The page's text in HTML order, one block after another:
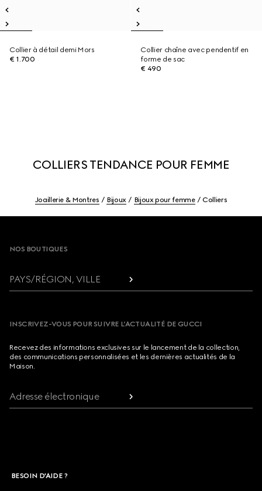
Collier à détail demi Mors
€ 1.700
Collier chaîne avec pendentif en
forme de sac
€ 490
COLLIERS TENDANCE POUR FEMME
Joaillerie & Montres Bijoux Bijoux pour femme Colliers
NOS BOUTIQUES
PAYS/RÉGION, VILLE
INSCRIVEZ-VOUS POUR SUIVRE L’ACTUALITÉ DE GUCCI
Recevez des informations exclusives sur le lancement de la collection,
des communications personnalisées et les dernières actualités de la
Maison.
Adresse électronique
BESOIN D'AIDE ?